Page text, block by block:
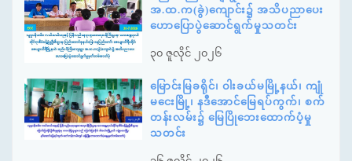
အ.ထ.က(ခွဲ)ကျောင်း၌ အသိပညာပေး
ဟောပြောပွဲဆောင်ရွက်မှုသတင်း
၃၀ ဇူလိုင် ၂၀၂၆
မြောင်းမြခရိုင်၊ ဝါးခယ်မမြို့နယ်၊ ကျုံ
မငေးမြို့၊ နဒီအောင်မြေရပ်ကွက်၊ စက်
တန်းလမ်း၌ မြေပြိုဘေးထောက်ပံ့မှု
သတင်း